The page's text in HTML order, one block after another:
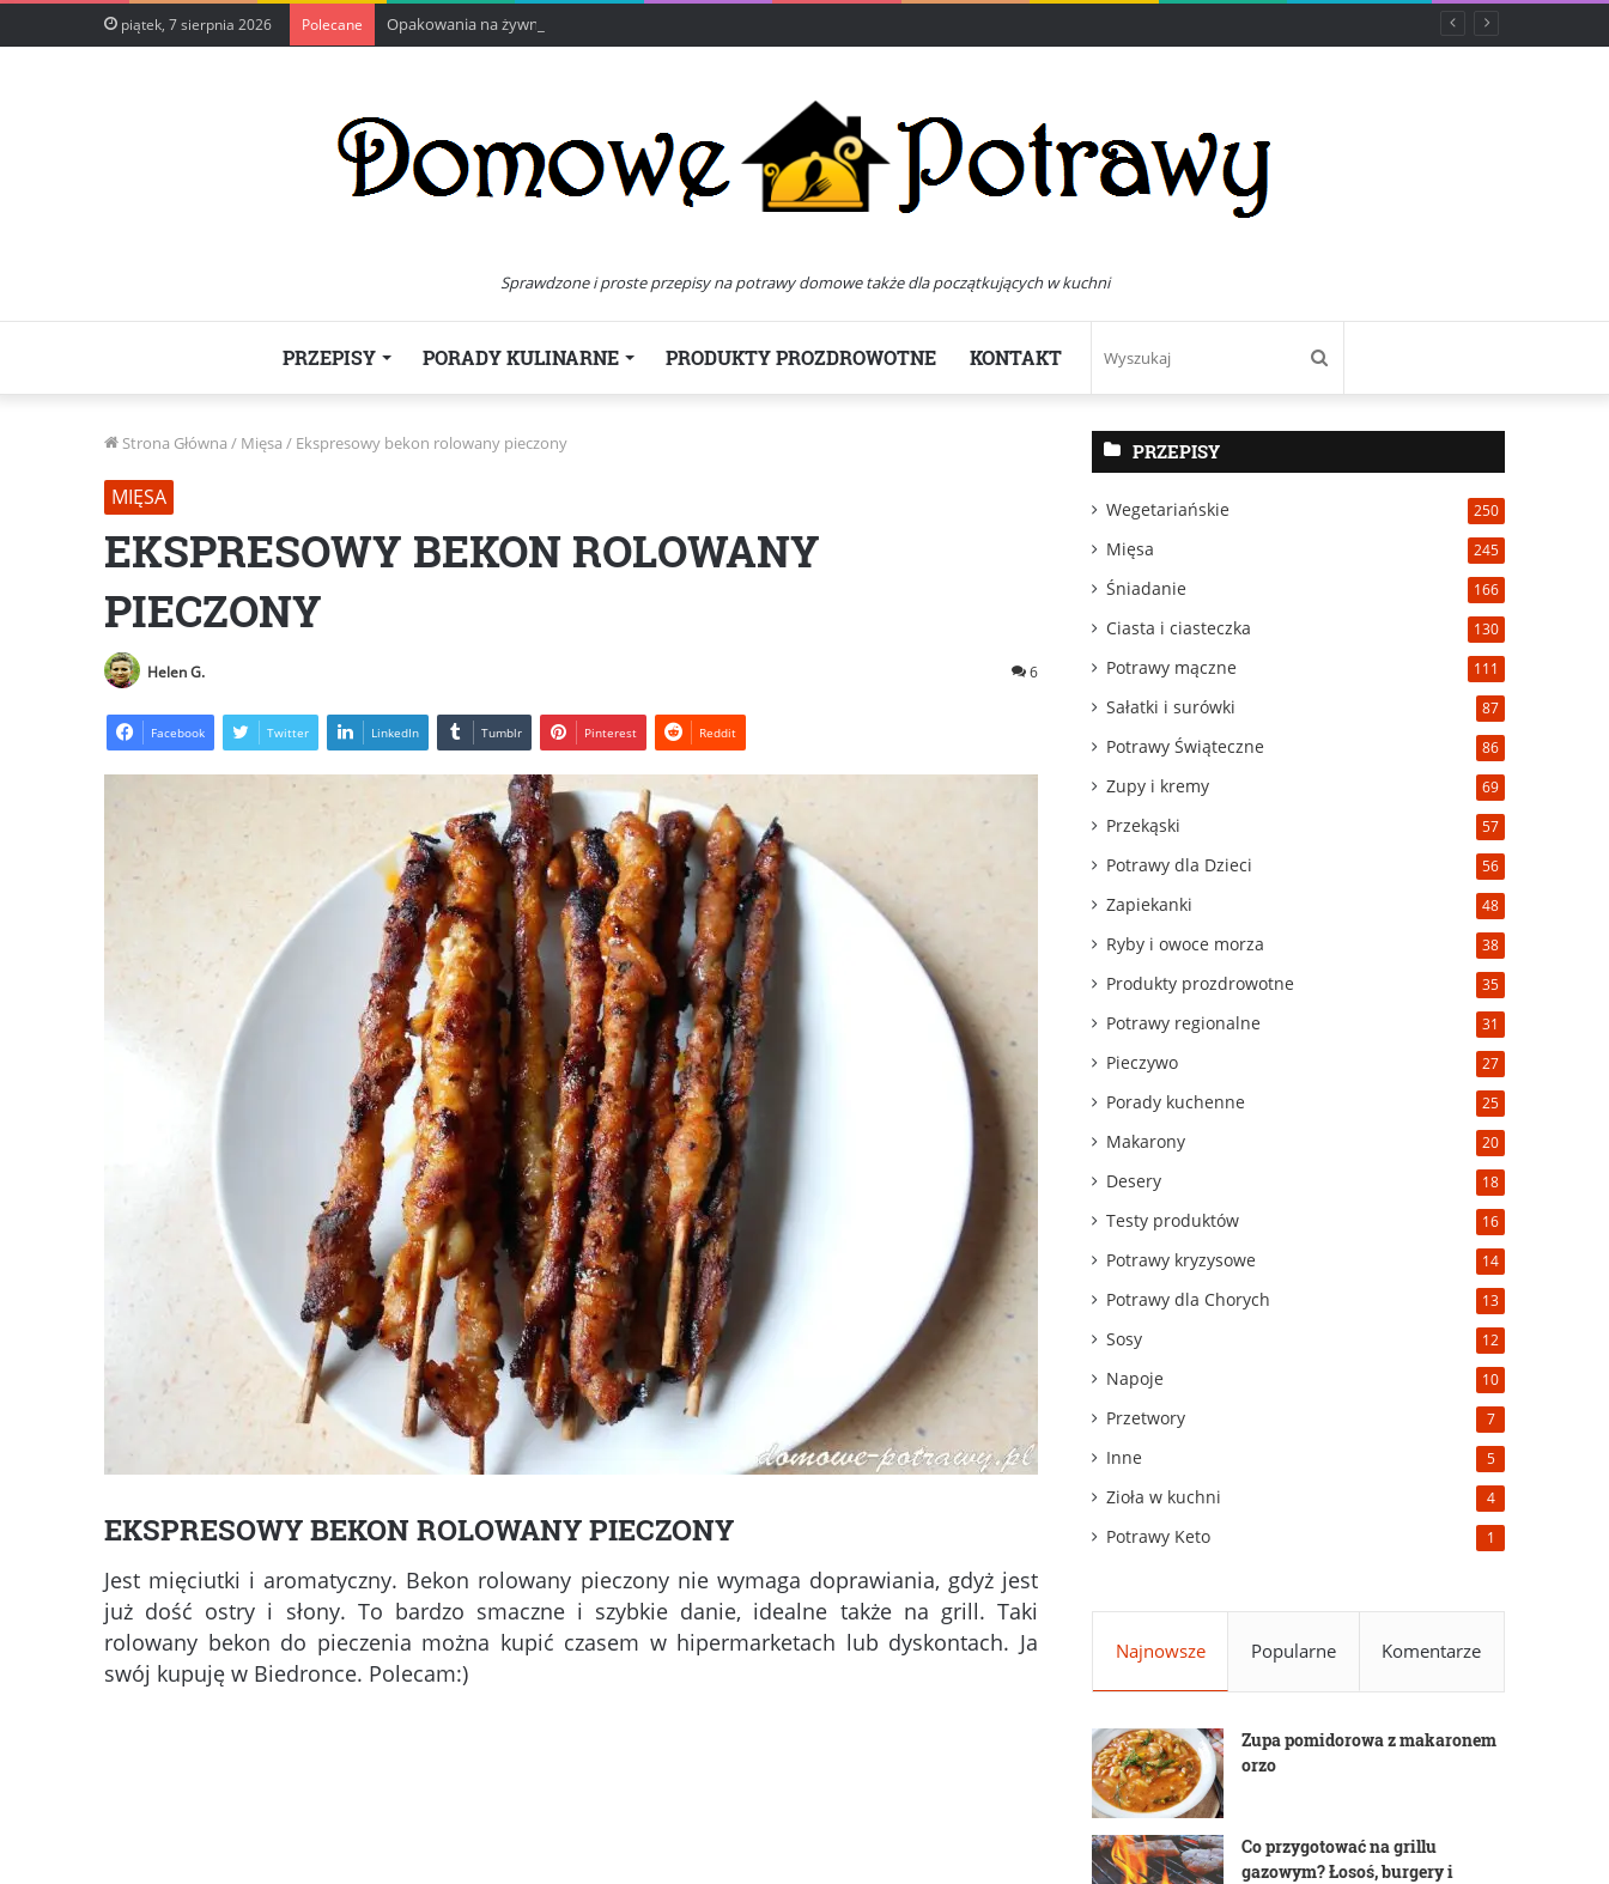
piątek, 7 sierpnia 2026 Polecane Opakowania na żywność All In Packaging
Sprawdzone i proste przepisy na potrawy domowe także dla początkujących w kuchni
PRZEPISY PORADY KULINARNE PRODUKTY PROZDROWOTNE KONTAKT Wyszukaj
Strona Główna / Mięsa / Ekspresowy bekon rolowany pieczony
MIĘSA
EKSPRESOWY BEKON ROLOWANY
PIECZONY
Helen G. 6
Facebook Twitter LinkedIn Tumblr Pinterest Reddit
EKSPRESOWY BEKON ROLOWANY PIECZONY
Jest mięciutki i aromatyczny. Bekon rolowany pieczony nie wymaga doprawiania, gdyż jest
już dość ostry i słony. To bardzo smaczne i szybkie danie, idealne także na grill. Taki
rolowany bekon do pieczenia można kupić czasem w hipermarketach lub dyskontach. Ja
swój kupuję w Biedronce. Polecam:)
PRZEPISY
Wegetariańskie 250
Mięsa 245
Śniadanie 166
Ciasta i ciasteczka 130
Potrawy mączne 111
Sałatki i surówki 87
Potrawy Świąteczne 86
Zupy i kremy 69
Przekąski 57
Potrawy dla Dzieci 56
Zapiekanki 48
Ryby i owoce morza 38
Produkty prozdrowotne 35
Potrawy regionalne 31
Pieczywo 27
Porady kuchenne 25
Makarony 20
Desery 18
Testy produktów 16
Potrawy kryzysowe 14
Potrawy dla Chorych 13
Sosy 12
Napoje 10
Przetwory 7
Inne 5
Zioła w kuchni 4
Potrawy Keto 1
Najnowsze Popularne Komentarze
Zupa pomidorowa z makaronem
orzo
Co przygotować na grillu
gazowym? Łosoś, burgery i